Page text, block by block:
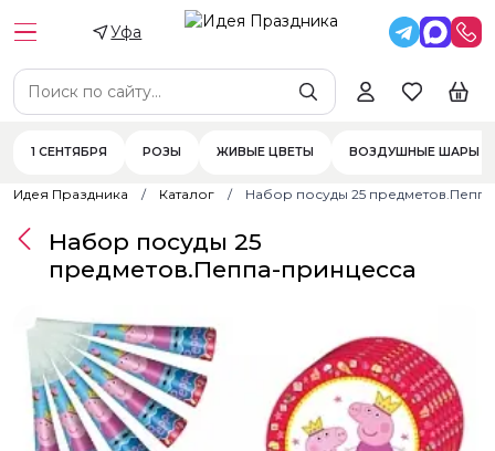
Уфа
1 СЕНТЯБРЯ РОЗЫ ЖИВЫЕ ЦВЕТЫ ВОЗДУШНЫЕ ШАРЫ
Идея Праздника Каталог Набор посуды 25
Набор посуды 25
предметов.Пеппа-принцесса